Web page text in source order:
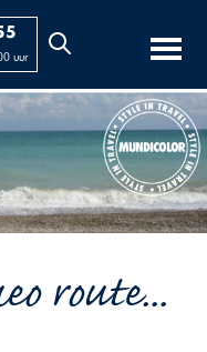
uur
route...